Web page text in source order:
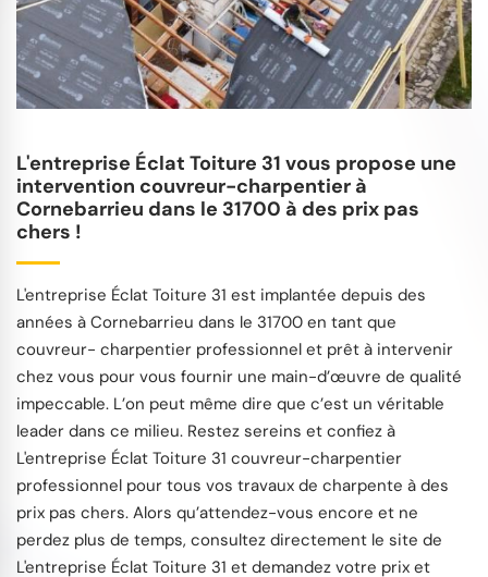
L'entreprise Éclat Toiture 31 vous propose une
intervention couvreur-charpentier à
Cornebarrieu dans le 31700 à des prix pas
chers !
L'entreprise Éclat Toiture 31 est implantée depuis des
années à Cornebarrieu dans le 31700 en tant que
couvreur- charpentier professionnel et prêt à intervenir
chez vous pour vous fournir une main-d’œuvre de qualité
impeccable. L’on peut même dire que c’est un véritable
leader dans ce milieu. Restez sereins et confiez à
L'entreprise Éclat Toiture 31 couvreur-charpentier
professionnel pour tous vos travaux de charpente à des
prix pas chers. Alors qu’attendez-vous encore et ne
perdez plus de temps, consultez directement le site de
L'entreprise Éclat Toiture 31 et demandez votre prix et